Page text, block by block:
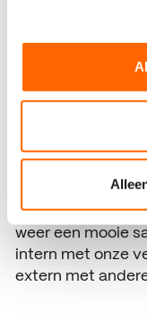
studenten om op
Première
22 juni was
studenten
production film
weer een mooie
intern met onze
extern met